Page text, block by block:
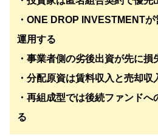
・ONE DROP INVESTMENT
運用する
・事業者側の劣後出資が先に
・分配原資は賃料収入と売却収
・再組成型では後続ファンド
る